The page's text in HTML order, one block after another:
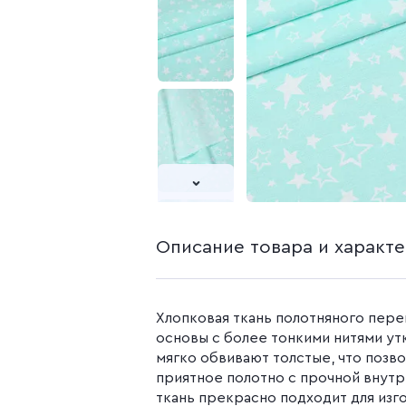
Камуфляжные ткани
Распродажа
Бязь
Бязь набивная
Поплин
Поплин 150 см
Поплин 220 см
Поплин
Поплин
Описание товара и
Хлопковая ткань полотняного
основы с более тонкими нитями
мягко обвивают толстые, что
приятное полотно с прочной
ткань прекрасно подходит для